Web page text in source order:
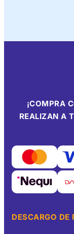
¡COMPRA
REALIZAN A
DESCARGO DE